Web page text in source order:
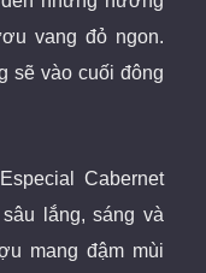
vang đỏ ngon.
sẽ vào cuối đông
Cabernet
lắng, sáng và
mang đậm mùi